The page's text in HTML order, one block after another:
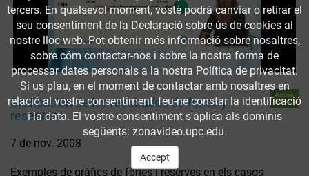
Graficación de los resultados de forias y
reservas
Accés
obert
7 de nov. 2008
Exemples de gràfics de fòries i reserves en els casos
tercers. En qualsevol moment, vostè podrà canviar o retirar el
seu consentiment de la Declaració sobre ús de cookies al
nostre lloc web. Pot obtenir més informació sobre nosaltres,
sobre cóm contactar-nos i sobre la nostra forma de
processar dates personals a la nostra Política de privacitat.
Si us plau, en el moment de contactar amb nosaltres en
relació al vostre consentiment, feu-ne constar la identificació
i la data. El vostre consentiment s'aplica als dominis
següents: zonavideo.upc.edu.
Accept